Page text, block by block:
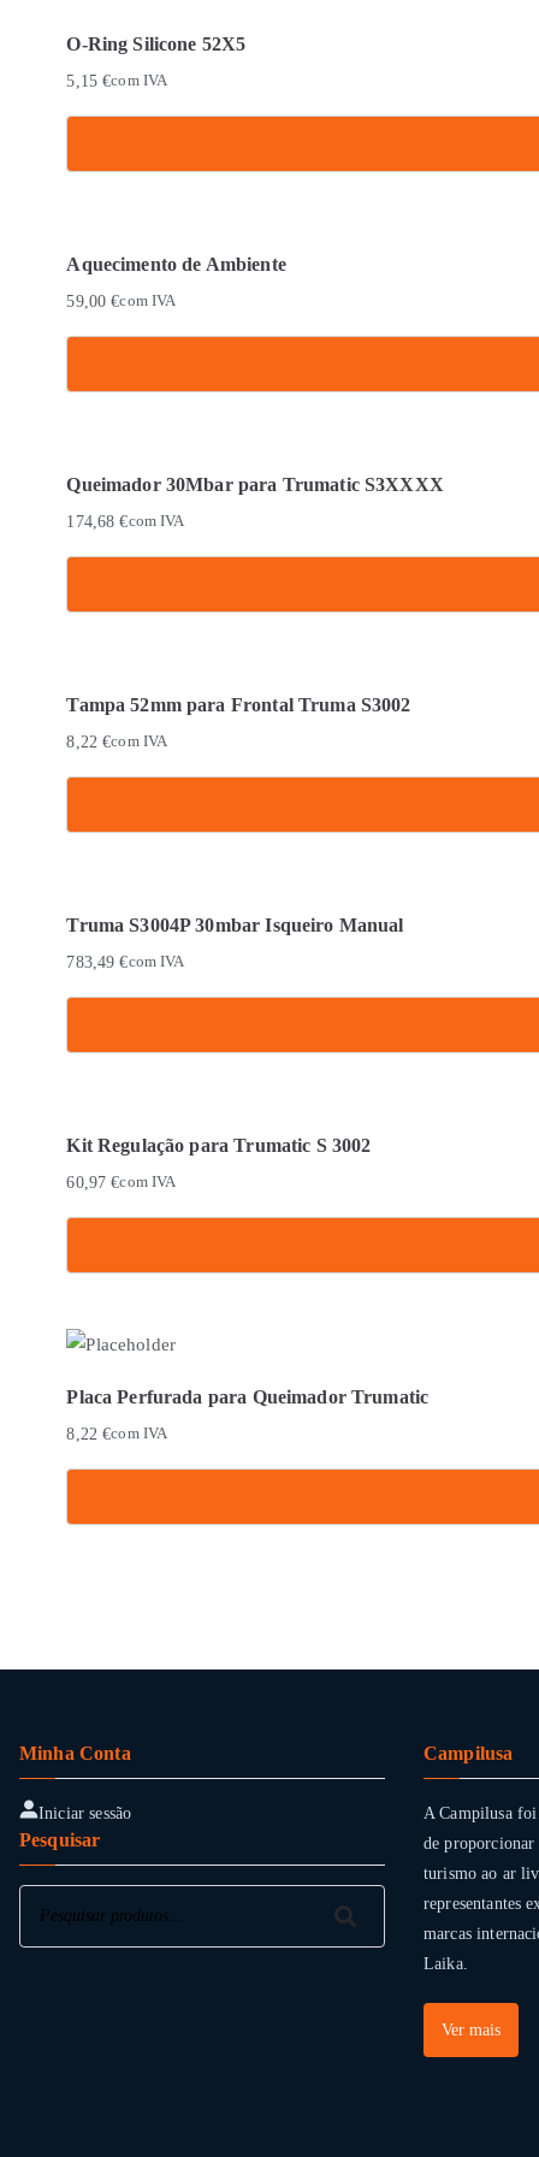
O-Ring Silicone 52X5
5,15€com IVA
Aquecimento de Ambiente
59,00€com IVA
Queimador 30Mbar para Trumatic S3XXXX
174,68€com IVA
Tampa 52mm para Frontal Truma S3002
8,22€com IVA
Truma S3004P 30mbar Isqueiro Manual
783,49€com IVA
Kit Regulação para Trumatic S 3002
60,97€com IVA
Placa Perfurada para Queimador Trumatic
8,22€com IVA
Minha Conta
Iniciar sessão
Pesquisar
Pesquisar
Campilusa
A Campilusa
de
turismo ao ar
representantes
marcas
Laika.
Ver mais